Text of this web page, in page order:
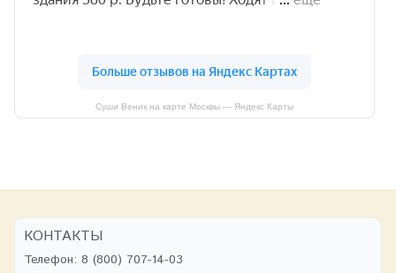
Суши Веник на карте Москвы — Яндекс Карты
КОНТАКТЫ
Телефон: 8 (800) 707-14-03